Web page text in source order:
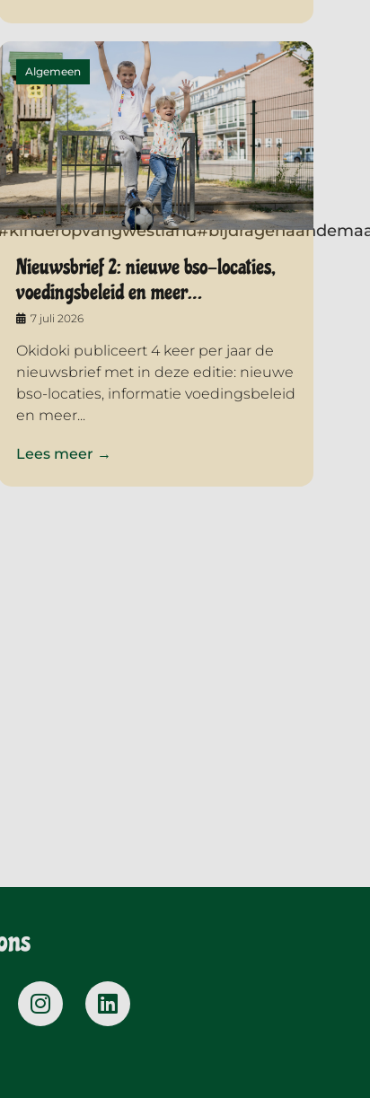
Algemeen
Nieuwsbrief 2: nieuwe bso-locaties,
voedingsbeleid en meer…
7 juli 2026
Okidoki publiceert 4 keer per jaar de
nieuwsbrief met in deze editie: nieuwe
bso-locaties, informatie voedingsbeleid
en meer...
Lees meer →